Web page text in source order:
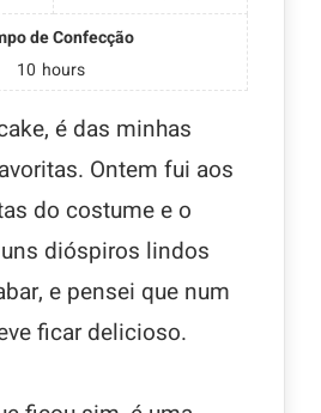
de Confecção
10 hours
é das minhas
Ontem fui aos
do costume e o
dióspiros lindos
e pensei que num
ficar delicioso.